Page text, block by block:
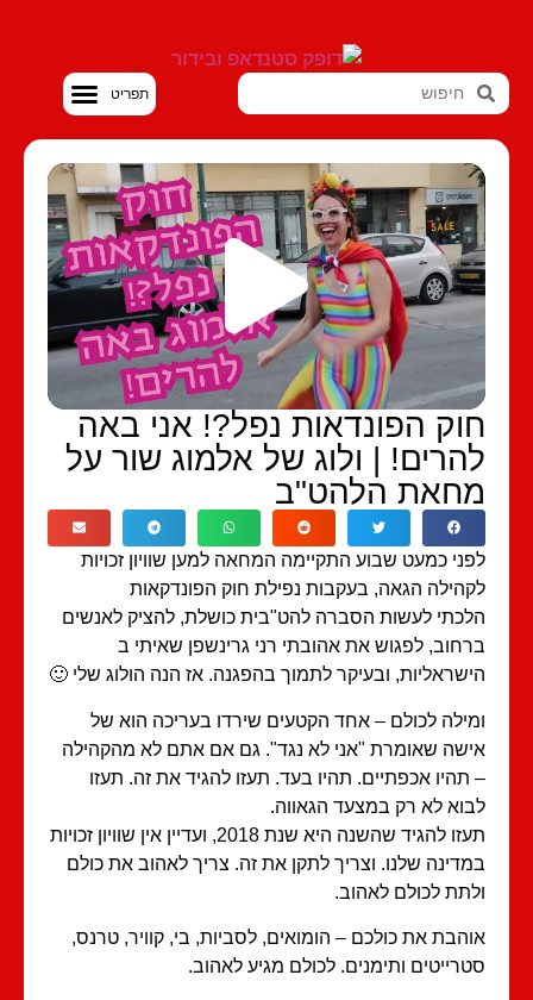
הפונדאות נפל?! אני באה
| ולוג של אלמוג שור על
הלהט"ב
כמעט שבוע התקיימה המחאה למען שוויון זכויות
הגאה, בעקבות נפילת חוק הפונדקאות
לעשות הסברה להט"בית כושלת, להציק לאנשים
לפגוש את אהובתי רני גרינשפן שאיתי ב
ובעיקר לתמוך בהפגנה. אז הנה הולוג שלי 🙂
לכולם – אחד הקטעים שירדו בעריכה הוא של
שאומרת "אני לא נגד". גם אם אתם לא מהקהילה
תהיו אכפתיים. תהיו בעד. תעזו להגיד את זה. תעזו
לא רק במצעד הגאווה.
תעזו להגיד שהשנה היא שנת 2018, ועדיין אין שוויון זכויות
שלנו. וצריך לתקן את זה. צריך לאהוב את כולם
לכולם לאהוב.
את כולכם – הומואים, לסביות, בי, קוויר, טרנס,
ותימנים. לכולם מגיע לאהוב.